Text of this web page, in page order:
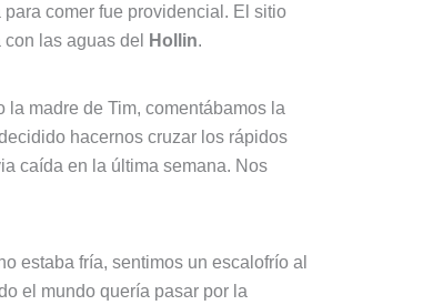
comer fue providencial. El sitio
con las aguas del Hollin.
madre de Tim, comentábamos la
hacernos cruzar los rápidos
caída en la última semana. Nos
estaba fría, sentimos un escalofrío al
el mundo quería pasar por la